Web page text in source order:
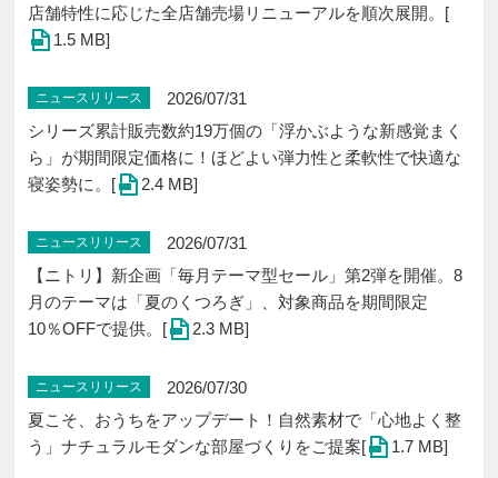
店舗特性に応じた全店舗売場リニューアルを順次展開。[
1.5 MB]
ニュースリリース
2026/07/31
シリーズ累計販売数約19万個の「浮かぶような新感覚まく
ら」が期間限定価格に！ほどよい弾力性と柔軟性で快適な
寝姿勢に。[
2.4 MB]
ニュースリリース
2026/07/31
【ニトリ】新企画「毎月テーマ型セール」第2弾を開催。8
月のテーマは「夏のくつろぎ」、対象商品を期間限定
10％OFFで提供。[
2.3 MB]
ニュースリリース
2026/07/30
夏こそ、おうちをアップデート！自然素材で「心地よく整
う」ナチュラルモダンな部屋づくりをご提案[
1.7 MB]